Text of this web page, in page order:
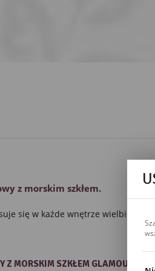
z morskim szkłem.
się w każde wnętrze wielbicieli
Z MORSKIM SZKŁEMGLAMOUR